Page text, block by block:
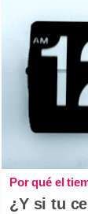
Por qué el
¿Y si tu